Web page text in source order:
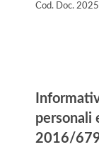
Cod. Doc.
personali
2016/